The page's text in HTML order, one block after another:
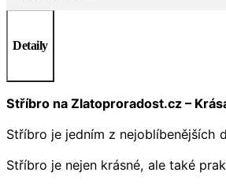
Detaily
Stříbro na Zlatoproradost.cz –
Stříbro je jedním z
Stříbro je nejen krásné, ale také